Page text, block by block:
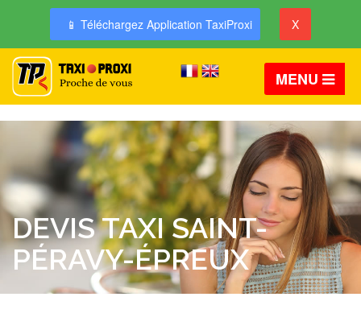
📱 Téléchargez Application TaxiProxi X
MENU
DEVIS TAXI SAINT-
PÉRAVY-ÉPREUX